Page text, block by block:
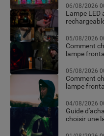
Noël
06/08/2026
Lampe LED
05/08/2026
Comment
lampe
nuit
05/08/2026
Comment
lampe
04/08/2026
Guide
choisir une